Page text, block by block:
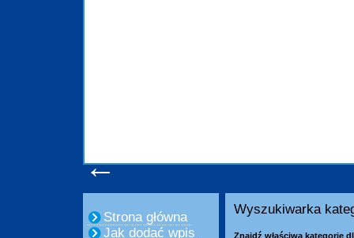
←
Strona główna
Jak dodać wpis
Wyszukiwarka
Znajdź właściwą kategorię